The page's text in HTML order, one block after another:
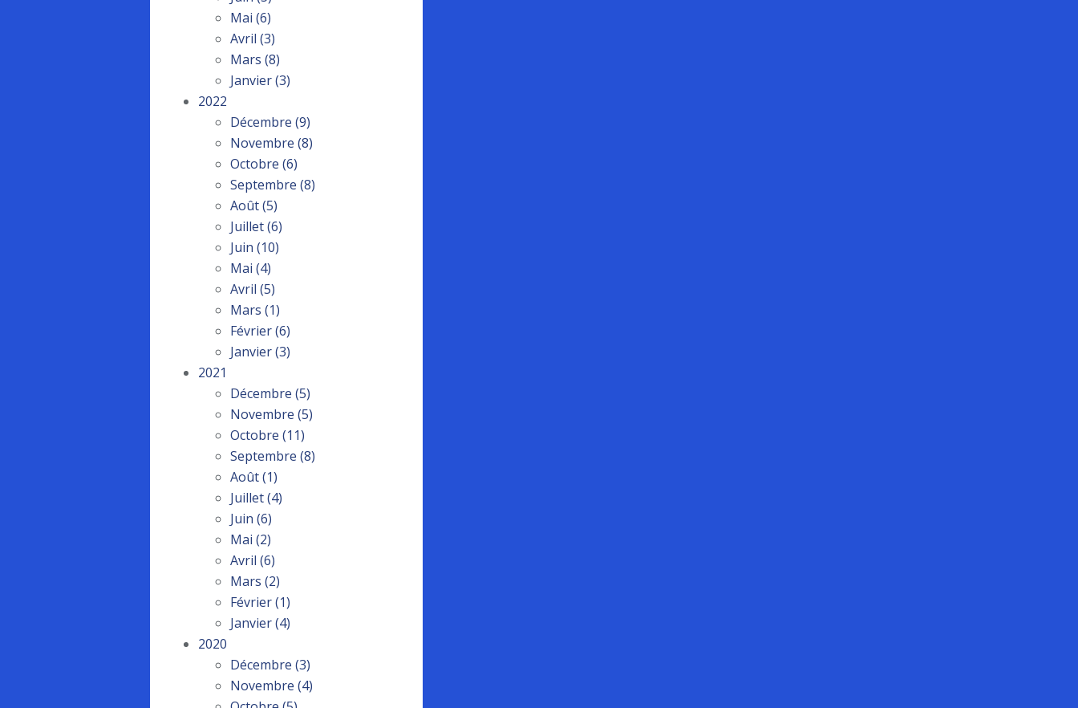
Mai (6)
Avril (3)
Mars (8)
Janvier(3)
2022
Décembre (9)
Novembre (8)
Octobre (6)
Septembre (8)
Août(5)
Juillet(6)
Juin (10)
Mai (4)
Avril (5)
Mars (1)
Février(6)
Janvier(3)
2021
Décembre (5)
Novembre (5)
Octobre (11)
Septembre (8)
Août(1)
Juillet(4)
Juin (6)
Mai (2)
Avril (6)
Mars (2)
Février(1)
Janvier(4)
2020
Décembre (3)
Novembre (4)